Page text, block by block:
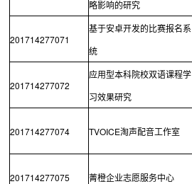
略影响的研究
201714277071
基于安卓开发的比赛报名系
统
201714277072
应用型本科院校双语课程学
习效果研究
201714277074 TVOICE淘声配音工作室
201714277075 菁橙企业志愿服务中心